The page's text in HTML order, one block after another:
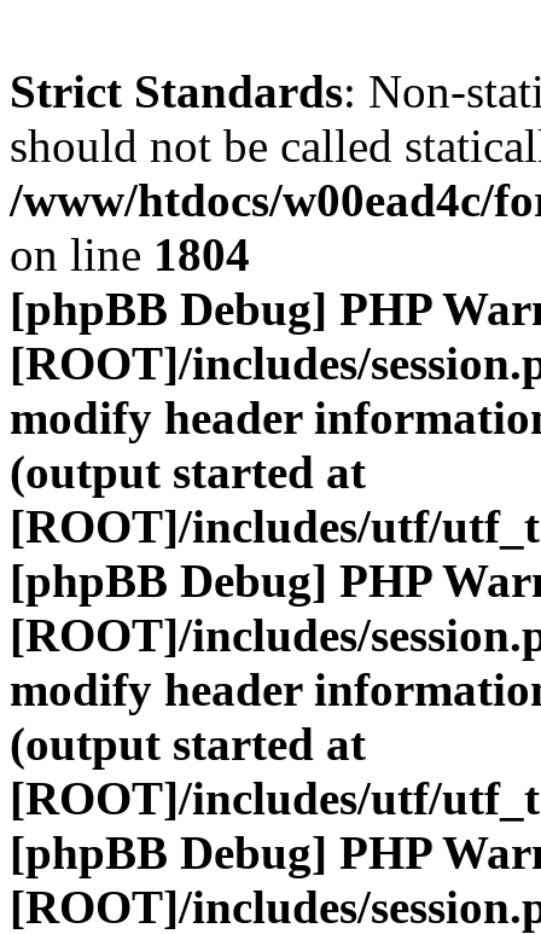
Strict Standards: Non-
should not be called
/www/htdocs/w00ead4c/
on line 1804
[phpBB Debug] PHP
[ROOT]/includes/
modify header
(output started at
[ROOT]/includes/utf/
[phpBB Debug] PHP
[ROOT]/includes/
modify header
(output started at
[ROOT]/includes/utf/
[phpBB Debug] PHP
[ROOT]/includes/